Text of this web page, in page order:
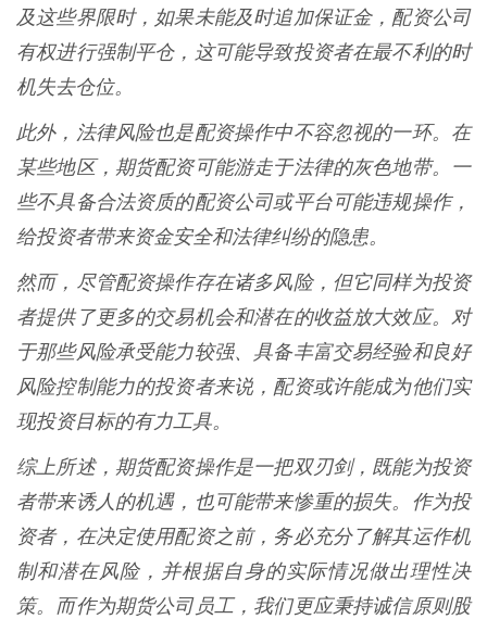
及这些界限时，如果未能及时追加保证金，配资公司
有权进行强制平仓，这可能导致投资者在最不利的时
机失去仓位。
此外，法律风险也是配资操作中不容忽视的一环。在
某些地区，期货配资可能游走于法律的灰色地带。一
些不具备合法资质的配资公司或平台可能违规操作，
给投资者带来资金安全和法律纠纷的隐患。
然而，尽管配资操作存在诸多风险，但它同样为投资
者提供了更多的交易机会和潜在的收益放大效应。对
于那些风险承受能力较强、具备丰富交易经验和良好
风险控制能力的投资者来说，配资或许能成为他们实
现投资目标的有力工具。
综上所述，期货配资操作是一把双刃剑，既能为投资
者带来诱人的机遇，也可能带来惨重的损失。作为投
资者，在决定使用配资之前，务必充分了解其运作机
制和潜在风险，并根据自身的实际情况做出理性决
策。而作为期货公司员工，我们更应秉持诚信原则股